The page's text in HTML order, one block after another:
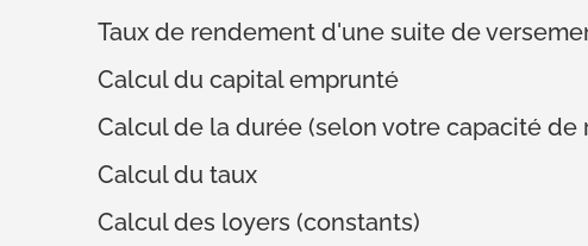
Taux de rendement d'une suite de
Calcul du capital emprunté
Calcul de la durée (selon votre capacité de
Calcul du taux
Calcul des loyers (constants)